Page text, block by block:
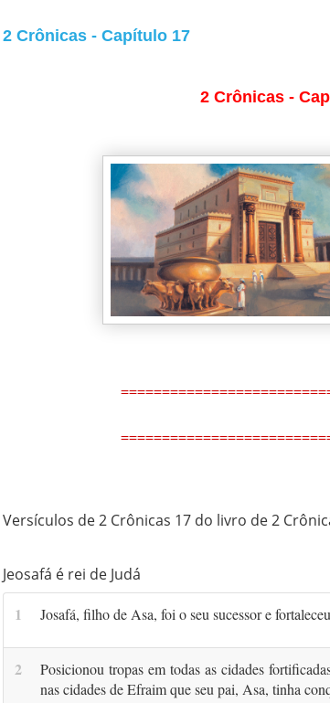
2 Crônicas - Capítulo 17
2 Crônicas -
Versículos de 2 Crônicas 17 do livro de 2
Jeosafá é rei de Judá
1 Josafá, filho de Asa, foi o seu sucessor e
2
Posi­cionou tropas em todas as cidades
nas cidades de Efraim que seu pai, Asa, tinha